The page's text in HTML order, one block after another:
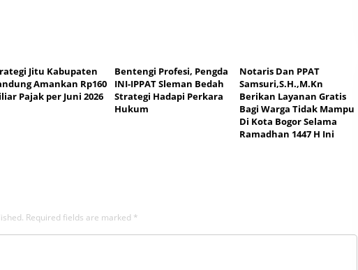
Jitu Kabupaten
Amankan Rp160
Pajak per Juni 2026
Bentengi Profesi, Pengda
INI-IPPAT Sleman Bedah
Strategi Hadapi Perkara
Hukum
Notaris Dan PPAT
Samsuri,S.H.,M.Kn
Berikan Layanan Gratis
Bagi Warga Tidak Mampu
Di Kota Bogor Selama
Ramadhan 1447 H Ini
Required fields are marked *